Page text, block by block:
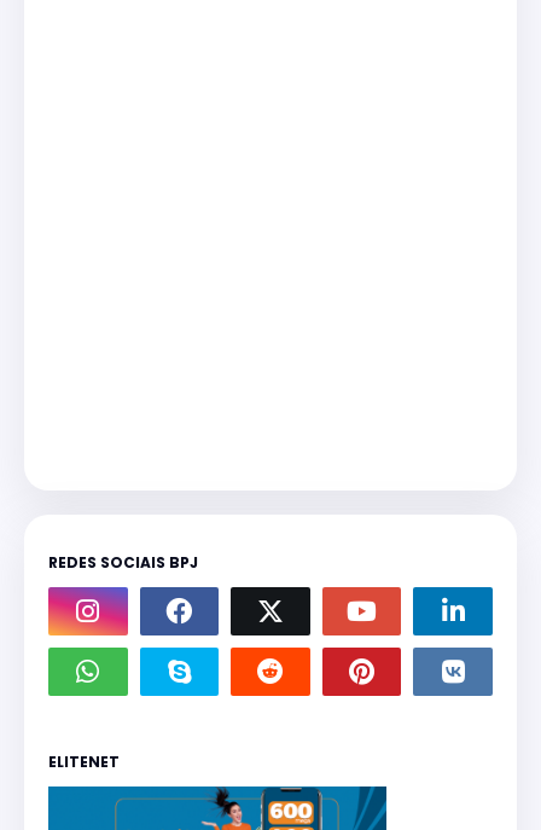
REDES SOCIAIS BPJ
ELITENET